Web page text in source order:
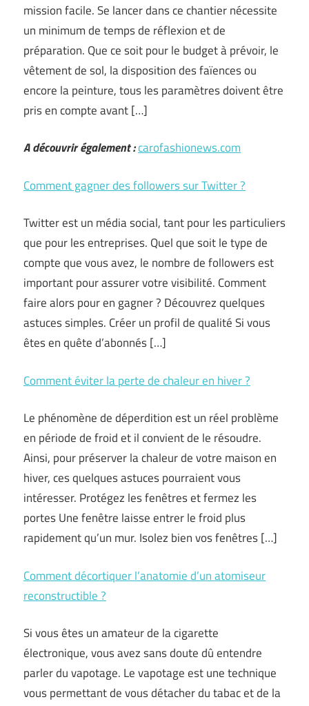
mission facile. Se lancer dans ce chantier nécessite
un minimum de temps de réflexion et de
préparation. Que ce soit pour le budget à prévoir, le
vêtement de sol, la disposition des faïences ou
encore la peinture, tous les paramètres doivent être
pris en compte avant […]
A découvrir également :carofashionews.com
Comment gagner des followers sur Twitter ?
Twitter est un média social, tant pour les particuliers
que pour les entreprises. Quel que soit le type de
compte que vous avez, le nombre de followers est
important pour assurer votre visibilité. Comment
faire alors pour en gagner ? Découvrez quelques
astuces simples. Créer un profil de qualité Si vous
êtes en quête d’abonnés […]
Comment éviter la perte de chaleur en hiver ?
Le phénomène de déperdition est un réel problème
en période de froid et il convient de le résoudre.
Ainsi, pour préserver la chaleur de votre maison en
hiver, ces quelques astuces pourraient vous
intéresser. Protégez les fenêtres et fermez les
portes Une fenêtre laisse entrer le froid plus
rapidement qu’un mur. Isolez bien vos fenêtres […]
Comment décortiquer l’anatomie d’un atomiseur
reconstructible ?
Si vous êtes un amateur de la cigarette
électronique, vous avez sans doute dû entendre
parler du vapotage. Le vapotage est une technique
vous permettant de vous détacher du tabac et de la